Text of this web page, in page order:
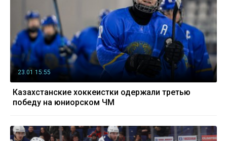
23.01 15:55
Казахстанские хоккеистки одержали третью
победу на юниорском ЧМ